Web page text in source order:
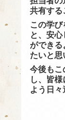
共有する
この学
と、安
ができる
たいと思
今後もこ
し、皆
よう日々